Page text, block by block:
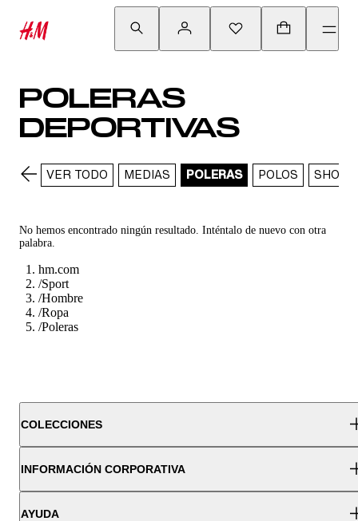
POLERAS
DEPORTIVAS
VER TODO MEDIAS POLERAS POLOS
No hemos encontrado ningún resultado. Inténtalo de nuevo con otra
palabra.
hm.com
/Sport
/Hombre
/Ropa
/Poleras
COLECCIONES
INFORMACIÓN CORPORATIVA
AYUDA